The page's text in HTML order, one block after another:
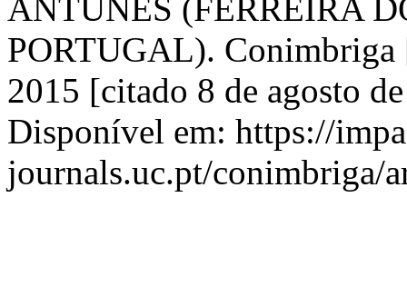
ANTUNES (FERREIRA
PORTUGAL). Conimbriga
2015 [citado 8 de agosto
Disponível em: https://
journals.uc.pt/conimbriga/